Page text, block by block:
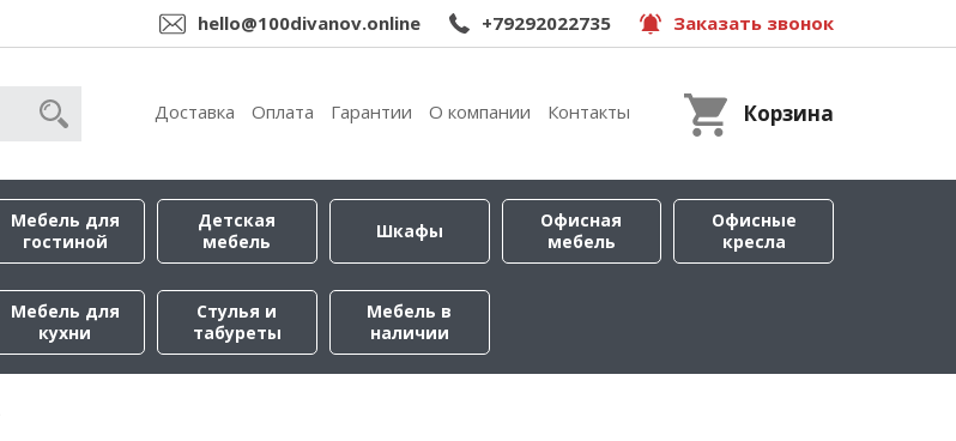
hello@100divanov.online +79292022735 Заказать звонок
Доставка Оплата Гарантии О компании Контакты Корзина
Мебель для
гостиной
Детская
мебель
Шкафы
Офисная
мебель
Офисные
кресла
Мебель для
кухни
Стулья и
табуреты
Мебель в
наличии